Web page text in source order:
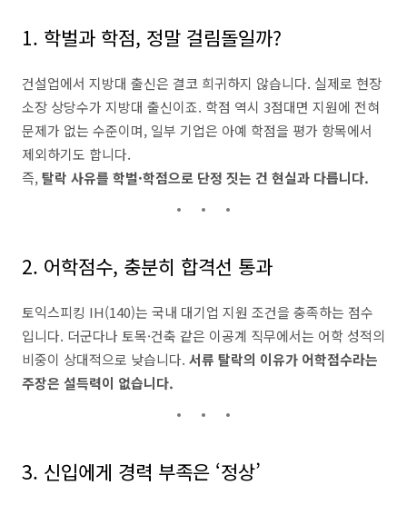
1. 학벌과 학점, 정말 걸림돌일까?
건설업에서 지방대 출신은 결코 희귀하지 않습니다. 실제로 현장
소장 상당수가 지방대 출신이죠. 학점 역시 3점대면 지원에 전혀
문제가 없는 수준이며, 일부 기업은 아예 학점을 평가 항목에서
제외하기도 합니다.
즉,탈락 사유를 학벌·학점으로 단정 짓는 건 현실과 다릅니다.
2. 어학점수, 충분히 합격선 통과
토익스피킹 IH(140)는 국내 대기업 지원 조건을 충족하는 점수
입니다. 더군다나 토목·건축 같은 이공계 직무에서는 어학 성적의
비중이 상대적으로 낮습니다. 서류 탈락의 이유가 어학점수라는
주장은 설득력이 없습니다.
3. 신입에게 경력 부족은 ‘정상’